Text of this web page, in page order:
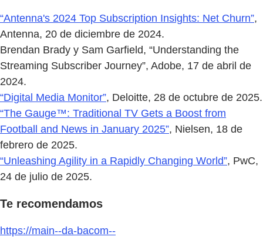
“Antenna's 2024 Top Subscription Insights: Net Churn”,
Antenna, 20 de diciembre de 2024.
Brendan Brady y Sam Garfield, “Understanding the
Streaming Subscriber Journey”, Adobe, 17 de abril de
2024.
“Digital Media Monitor”, Deloitte, 28 de octubre de 2025.
“The Gauge™: Traditional TV Gets a Boost from
Football and News in January 2025”, Nielsen, 18 de
febrero de 2025.
“Unleashing Agility in a Rapidly Changing World”, PwC,
24 de julio de 2025.
Te recomendamos
https://main--da-bacom--